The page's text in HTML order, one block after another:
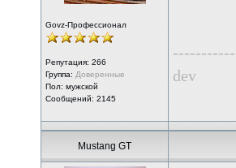
Govz-Профессионал
Репутация: 266
Группа: Доверенные
Пол: мужской
Сообщений: 2145
dev
Mustang GT